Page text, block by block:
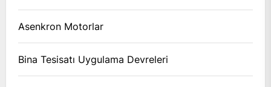
Asenkron Motorlar
Bina Tesisatı Uygulama Devreleri